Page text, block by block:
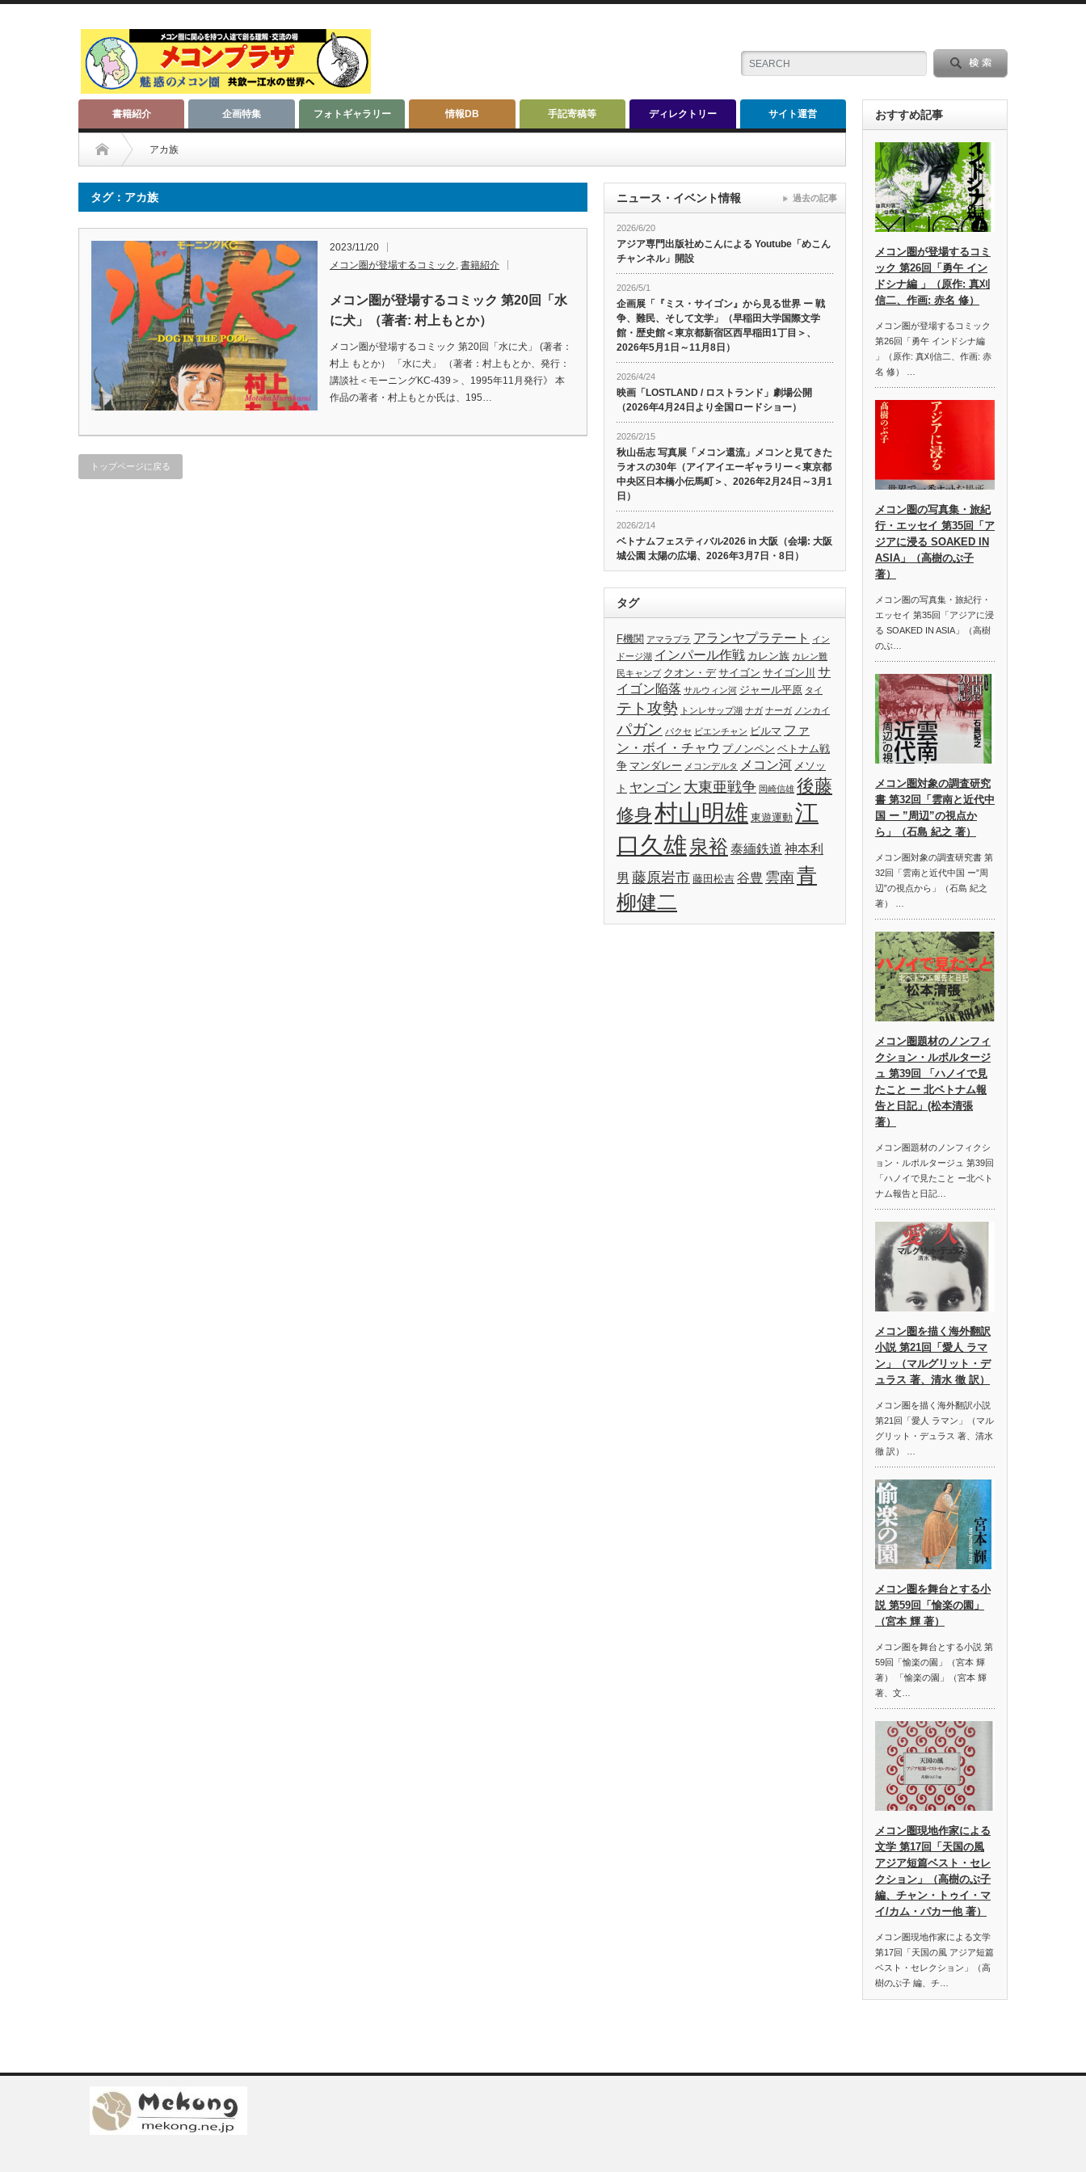
書籍紹介 企画特集 フォトギャラリー 情報DB 手記寄稿等 ディレクトリー サイト運営
アカ族
タグ：アカ族
2023/11/20
メコン圏が登場するコミック , 書籍紹介
メコン圏が登場するコミック 第20回「水
に犬」（著者: 村上もとか）
メコン圏が登場するコミック 第20回「水に犬」 (著者：
村上 もとか） 「水に犬」 （著者：村上もとか、発行：
講談社＜モーニングKC-439＞、1995年11月発行》 本
作品の著者・村上もとか氏は、195…
トップページに戻る
ニュース・イベント情報
2026/6/20
アジア専門出版社めこんによる Youtube「めこん
チャンネル」開設
2026/5/1
企画展「『ミス・サイゴン』から見る世界 ー 戦
争、難民、そして文学」（早稲田大学国際文学
館・歴史館＜東京都新宿区西早稲田1丁目＞、
2026年5月1日～11月8日）
2026/4/24
映画「LOSTLAND / ロストランド」劇場公開
（2026年4月24日より全国ロードショー）
2026/2/15
秋山岳志 写真展「メコン還流」メコンと見てきた
ラオスの30年（アイアイエーギャラリー＜東京都
中央区日本橋小伝馬町＞、2026年2月24日～3月1
日）
2026/2/14
ベトナムフェスティバル2026 in 大阪（会場: 大阪
城公園 太陽の広場、2026年3月7日・8日）
過去の記事
タグ
F機関 アマラプラ アランヤプラテート
イン
ドージ湖 インパール作戦 カレン族 カレン難
民キャンプ クオン・デ サイゴン サイゴン川 サ
イゴン陥落 サルウィン河 ジャール平原 タイ
テト攻勢 トンレサップ湖 ナガ ナーガ ノンカイ
パガン パクセ ビエンチャン ビルマ ファ
ン・ボイ・チャウ プノンペン ベトナム戦
争 マンダレー メコンデルタ メコン河 メソッ
ト ヤンゴン 大東亜戦争 岡崎信雄 後藤
修身村山明雄 東遊運動 江
口久雄泉裕 泰緬鉄道 神本利
男 藤原岩市 藤田松吉 谷豊 雲南青
柳健二
おすすめ記事
メコン圏が登場するコミ
ック 第26回「勇午 イン
ドシナ編 」（原作: 真刈
信二、作画: 赤名 修）
メコン圏が登場するコミック
第26回「勇午 インドシナ編
」（原作: 真刈信二、作画: 赤
名 修） …
メコン圏の写真集・旅紀
行・エッセイ 第35回「ア
ジアに浸る SOAKED IN
ASIA」（高樹のぶ子
著）
メコン圏の写真集・旅紀行・
エッセイ 第35回「アジアに浸
る SOAKED IN ASIA」（高樹
のぶ…
メコン圏対象の調査研究
書 第32回「雲南と近代中
国 ー ”周辺”の視点か
ら」（石島 紀之 著）
メコン圏対象の調査研究書 第
32回「雲南と近代中国 ー”周
辺”の視点から」（石島 紀之
著） …
メコン圏題材のノンフィ
クション・ルポルタージ
ュ 第39回 「ハノイで見
たこと ー 北ベトナム報
告と日記」(松本清張
著）
メコン圏題材のノンフィクシ
ョン・ルポルタージュ 第39回
「ハノイで見たこと ー北ベト
ナム報告と日記…
メコン圏を描く海外翻訳
小説 第21回「愛人 ラマ
ン」（マルグリット・デ
ュラス 著、清水 徹 訳）
メコン圏を描く海外翻訳小説
第21回「愛人 ラマン」（マル
グリット・デュラス 著、清水
徹 訳） …
メコン圏を舞台とする小
説 第59回「愉楽の園」
（宮本 輝 著）
メコン圏を舞台とする小説 第
59回「愉楽の園」（宮本 輝
著） 「愉楽の園」（宮本 輝
著、文…
メコン圏現地作家による
文学 第17回「天国の風
アジア短篇ベスト・セレ
クション」（高樹のぶ子
編、チャン・トゥイ・マ
イ/カム・パカー他 著）
メコン圏現地作家による文学
第17回「天国の風 アジア短篇
ベスト・セレクション」（高
樹のぶ子 編、チ…